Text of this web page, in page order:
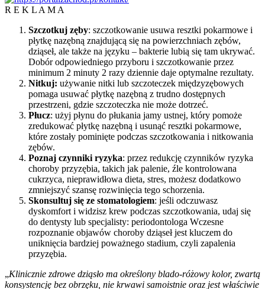
R E K L A M A
Szczotkuj zęby: szczotkowanie usuwa resztki pokarmowe i
płytkę nazębną znajdującą się na powierzchniach zębów,
dziąseł, ale także na języku – bakterie lubią się tam ukrywać.
Dobór odpowiedniego przyboru i szczotkowanie przez
minimum 2 minuty 2 razy dziennie daje optymalne rezultaty.
Nitkuj: używanie nitki lub szczoteczek międzyzębowych
pomaga usuwać płytkę nazębną z trudno dostępnych
przestrzeni, gdzie szczoteczka nie może dotrzeć.
Płucz: użyj płynu do płukania jamy ustnej, który pomoże
zredukować płytkę nazębną i usunąć resztki pokarmowe,
które zostały pominięte podczas szczotkowania i nitkowania
zębów.
Poznaj czynniki ryzyka: przez redukcję czynników ryzyka
choroby przyzębia, takich jak palenie, źle kontrolowana
cukrzyca, nieprawidłowa dieta, stres, możesz dodatkowo
zmniejszyć szansę rozwinięcia tego schorzenia.
Skonsultuj się ze stomatologiem: jeśli odczuwasz
dyskomfort i widzisz krew podczas szczotkowania, udaj się
do dentysty lub specjalisty: periodontologa Wczesne
rozpoznanie objawów choroby dziąseł jest kluczem do
uniknięcia bardziej poważnego stadium, czyli zapalenia
przyzębia.
„Klinicznie zdrowe dziąsło ma określony blado-różowy kolor, zwartą
konsystencję bez obrzęku, nie krwawi samoistnie oraz jest właściwie